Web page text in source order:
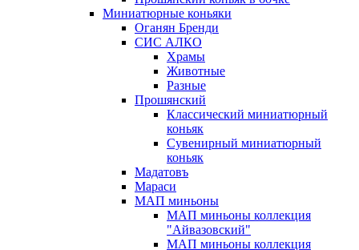
Миниатюрные коньяки
Оганян Бренди
СИС АЛКО
Храмы
Животные
Разные
Прошянский
Классический миниатюрный
коньяк
Сувенирный миниатюрный
коньяк
Мадатовъ
Мараси
МАП миньоны
МАП миньоны коллекция
"Айвазовский"
МАП миньоны коллекция